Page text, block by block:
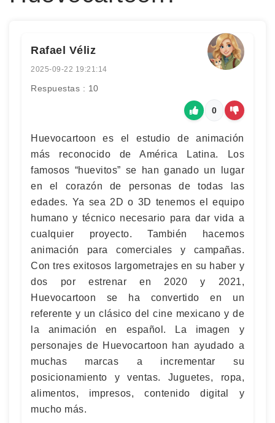
Rafael Véliz
2025-09-22 19:21:14
Respuestas : 10
0
Huevocartoon es el estudio de animación
más reconocido de América Latina. Los
famosos “huevitos” se han ganado un lugar
en el corazón de personas de todas las
edades. Ya sea 2D o 3D tenemos el equipo
humano y técnico necesario para dar vida a
cualquier proyecto. También hacemos
animación para comerciales y campañas.
Con tres exitosos largometrajes en su haber y
dos por estrenar en 2020 y 2021,
Huevocartoon se ha convertido en un
referente y un clásico del cine mexicano y de
la animación en español. La imagen y
personajes de Huevocartoon han ayudado a
muchas marcas a incrementar su
posicionamiento y ventas. Juguetes, ropa,
alimentos, impresos, contenido digital y
mucho más.